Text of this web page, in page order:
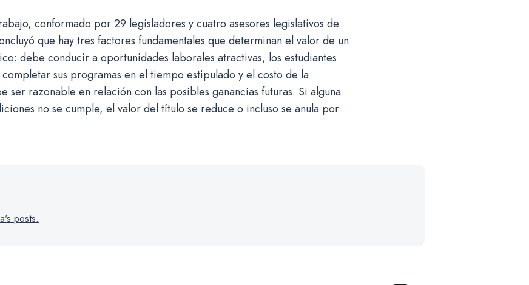
conformado por 29 legisladores y cuatro asesores legislativos de
que hay tres factores fundamentales que determinan el valor de un
debe conducir a oportunidades laborales atractivas, los estudiantes
sus programas en el tiempo estipulado y el costo de la
ser razonable en relación con las posibles ganancias futuras. Si alguna
no se cumple, el valor del título se reduce o incluso se anula por
posts.